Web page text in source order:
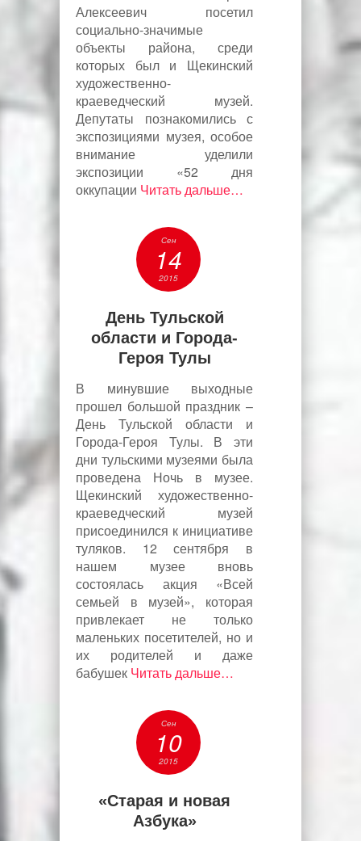
Алексеевич посетил
социально-значимые
объекты района, среди
которых был и Щекинский
художественно-
краеведческий музей.
Депутаты познакомились с
экспозициями музея, особое
внимание уделили
экспозиции «52 дня
оккупации Читать дальше…
Сен
14
2015
День Тульской
области и Города-
Героя Тулы
В минувшие выходные
прошел большой праздник –
День Тульской области и
Города-Героя Тулы. В эти
дни тульскими музеями была
проведена Ночь в музее.
Щекинский художественно-
краеведческий музей
присоединился к инициативе
туляков. 12 сентября в
нашем музее вновь
состоялась акция «Всей
семьей в музей», которая
привлекает не только
маленьких посетителей, но и
их родителей и даже
бабушек Читать дальше…
Сен
10
2015
«Старая и новая
Азбука»